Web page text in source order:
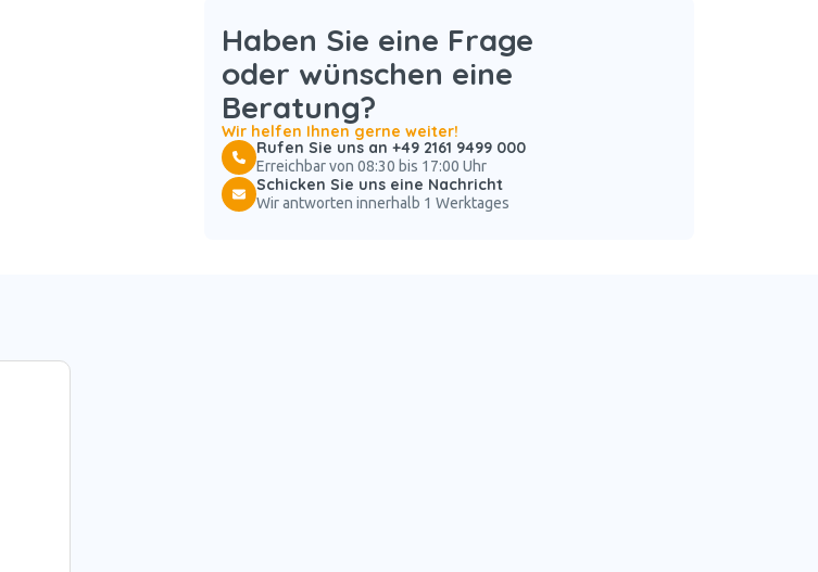
Haben Sie eine Frage
oder wünschen eine
Beratung?
Wir helfen Ihnen gerne weiter!
Rufen Sie uns an +49 2161 9499 000
Erreichbar von 08:30 bis 17:00 Uhr
Schicken Sie uns eine Nachricht
Wir antworten innerhalb 1 Werktages